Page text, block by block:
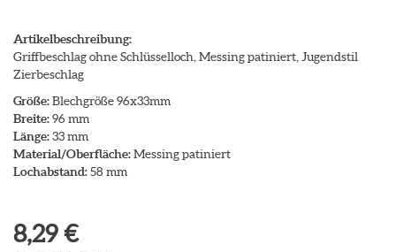
Artikelbeschreibung:
Griffbeschlag ohne Schlüsselloch, Messing patiniert, Jugendstil
Zierbeschlag
Größe:Blechgröße 96x33mm
Breite:96 mm
Länge:33 mm
Material/Oberfläche:Messing patiniert
Lochabstand:58 mm
8,29 €